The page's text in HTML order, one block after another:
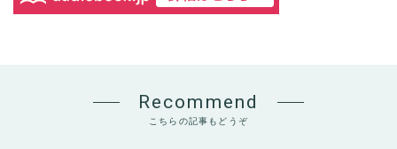
Recommend
こちらの記事もどうぞ